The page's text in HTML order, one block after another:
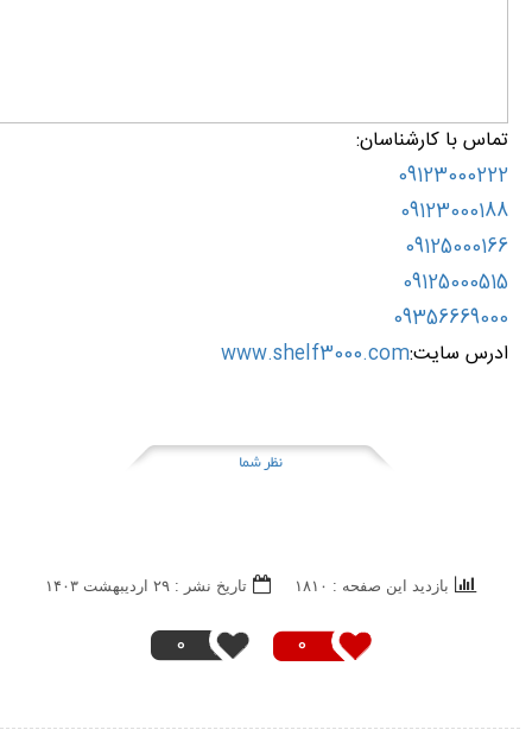
تماس با کارشناسان:
09123000222
09123000188
09125000166
09125000515
09356669000
ادرس سایت:www.shelf3000.com
نظر شما
0
0
بازدید این صفحه : ۱۸۱۰ تاریخ نشر : ۲۹ ارديبهشت ۱۴۰۳